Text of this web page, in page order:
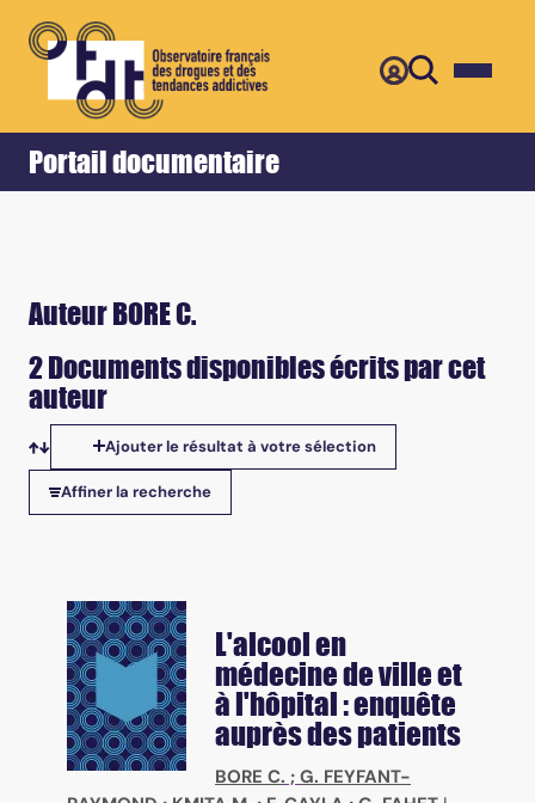
Portail documentaire
Accueil Retour
Auteur BORE C.
2 Documents disponibles écrits par cet
auteur
Tris disponibles
Ajouter le résultat à votre sélection
Affiner la recherche
L'alcool en
médecine de ville et
à l'hôpital : enquête
auprès des patients
BORE C. ; G. FEYFANT-